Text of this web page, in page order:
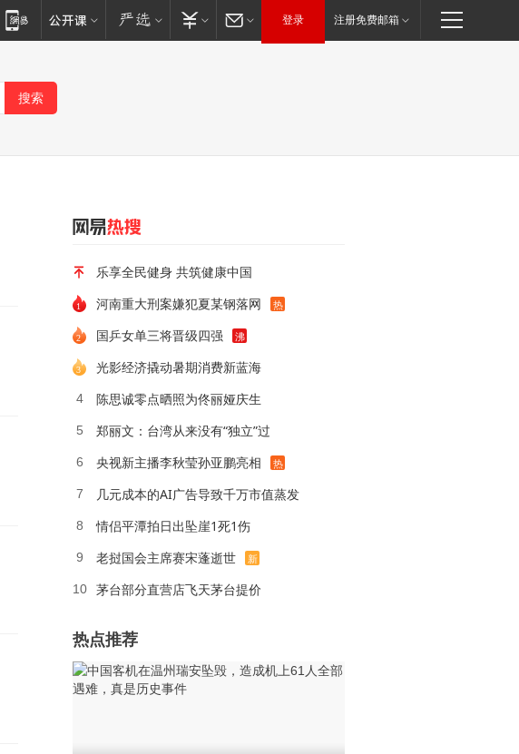
登录 注册免费邮箱
乐享全民健身 共筑健康中国
河南重大刑案嫌犯夏某钢落网 热
国乒女单三将晋级四强 沸
光影经济撬动暑期消费新蓝海
4 陈思诚零点晒照为佟丽娅庆生
5 郑丽文：台湾从来没有“独立”过
6 央视新主播李秋莹孙亚鹏亮相 热
7 几元成本的AI广告导致千万市值蒸发
8 情侣平潭拍日出坠崖1死1伤
9 老挝国会主席赛宋蓬逝世 新
10 茅台部分直营店飞天茅台提价
热点推荐